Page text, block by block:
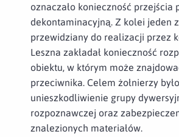
oznaczało konieczność przejścia
dekontaminacyjną. Z kolei jeden
przewidziany do realizacji przez
Leszna zakładał konieczność
obiektu, w którym może
przeciwnika. Celem żołnierzy było
unieszkodliwienie grupy
rozpoznawczej oraz
znalezionych materiałów.